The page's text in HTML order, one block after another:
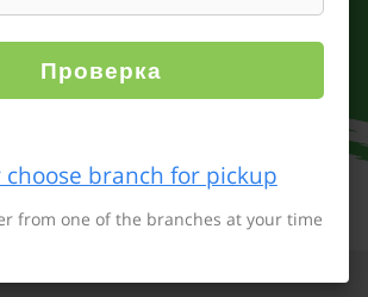
Проверка
choose branch for pickup
from one of the branches at your time